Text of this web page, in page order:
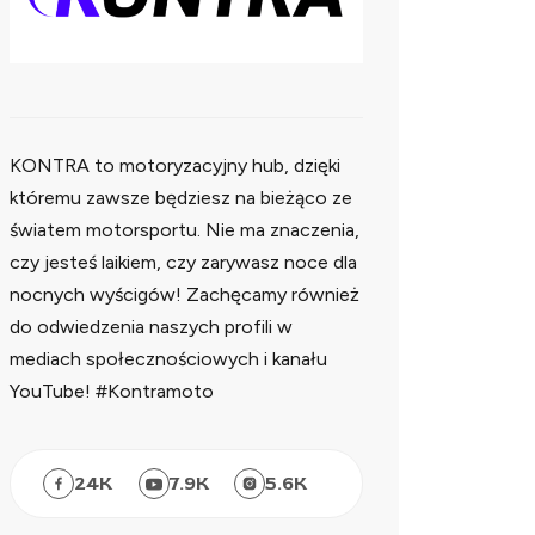
KONTRA to motoryzacyjny hub, dzięki
któremu zawsze będziesz na bieżąco ze
światem motorsportu. Nie ma znaczenia,
czy jesteś laikiem, czy zarywasz noce dla
nocnych wyścigów! Zachęcamy również
do odwiedzenia naszych profili w
mediach społecznościowych i kanału
YouTube! #Kontramoto
24K 7.9K 5.6K